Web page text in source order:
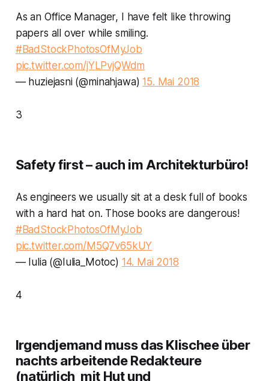
As an Office Manager, I have felt like throwing
papers all over while smiling.
#BadStockPhotosOfMyJob
pic.twitter.com/jYLPvjQWdm
— huziejasni (@minahjawa)15. Mai 2018
3
Safety first – auch im Architekturbüro!
As engineers we usually sit at a desk full of books
with a hard hat on. Those books are dangerous!
#BadStockPhotosOfMyJob
pic.twitter.com/M5Q7v65kUY
— Iulia (@Iulia_Motoc) 14. Mai 2018
4
Irgendjemand muss das Klischee über
nachts arbeitende Redakteure
(natürlich mit Hut und